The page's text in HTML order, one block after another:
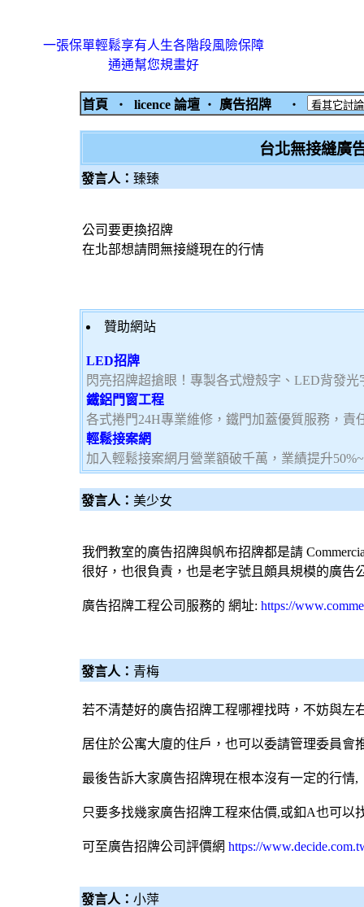
一張保單輕鬆享有人生各階段風險保障
通通幫您規畫好
首頁 ‧ licence 論壇 ‧ 廣告招牌 ‧
台北無接縫廣
發言人： 臻臻
公司要更換招牌
在北部想請問無接縫現在的行情
贊助網站
LED招牌
閃亮招牌超搶眼！專製各式燈殼字、LED背發
鐵鋁門窗工程
各式捲門24H專業維修，鐵門加蓋優質服務，責
輕鬆接案網
加入輕鬆接案網月營業額破千萬，業績提升
發言人： 美少女
我們教室的廣告招牌與帆布招牌都是請
很好，也很負責，也是老字號且頗具規模的廣告
廣告招牌工程公司服務的 網址: https://
發言人： 青梅
若不清楚好的廣告招牌工程哪裡找時，不妨與左
居住於公寓大廈的住戶，也可以委請管理委員會
最後告訴大家廣告招牌現在根本沒有一定的行情,
只要多找幾家廣告招牌工程來估價,或釦A也可以
可至廣告招牌公司評價網 https://
發言人： 小萍